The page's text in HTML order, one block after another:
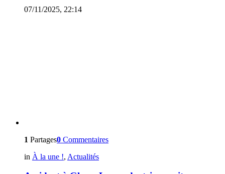
07/11/2025, 22:14
1 Partages0 Commentaires
in À la une !, Actualités